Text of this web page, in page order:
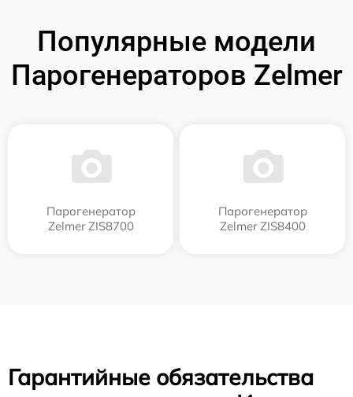
Популярные модели
Парогенераторов Zelmer
Парогенератор
Zelmer ZIS8700
Парогенератор
Zelmer ZIS8400
Гарантийные обязательства